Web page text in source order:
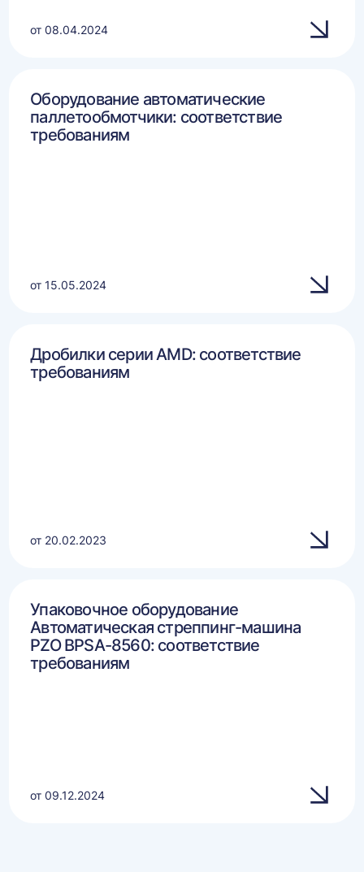
от 08.04.2024
Оборудование автоматические
паллетообмотчики: соответствие
требованиям
от 15.05.2024
Дробилки серии AMD: соответствие
требованиям
от 20.02.2023
Упаковочное оборудование
Автоматическая стреппинг-машина
PZO BPSA-8560: соответствие
требованиям
от 09.12.2024